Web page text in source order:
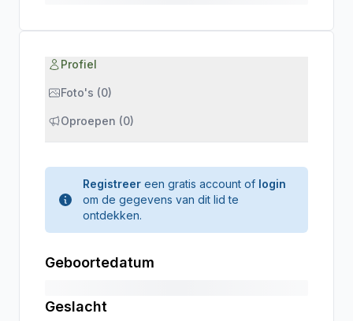
Profiel
Foto's (0)
Oproepen (0)
Registreer een gratis account of login
om de gegevens van dit lid te
ontdekken.
Geboortedatum
Geslacht